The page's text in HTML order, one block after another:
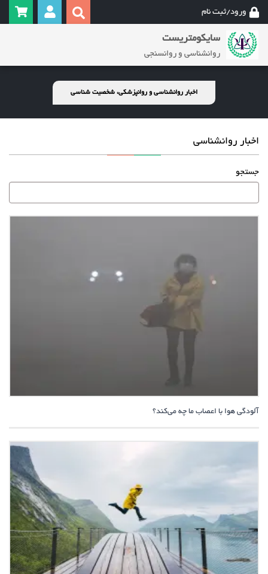
ورود/ثبت نام
سایکومتریست
روانشناسی و روانسنجی
اخبار روانشناسی و روانپزشکی، شخصیت شناسی
اخبار روانشناسی
جستجو
آلودگی‌ هوا با اعصاب ما چه می‌کند؟